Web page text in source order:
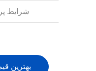
شرایط
بهترین